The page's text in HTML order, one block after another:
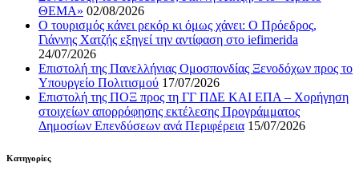
ΘΕΜΑ» 02/08/2026
Ο τουρισμός κάνει ρεκόρ κι όμως χάνει: Ο Πρόεδρος,
Γιάννης Χατζής εξηγεί την αντίφαση στο iefimerida
24/07/2026
Επιστολή της Πανελλήνιας Ομοσπονδίας Ξενοδόχων προς το
Υπουργείο Πολιτισμού 17/07/2026
Επιστολή της ΠΟΞ προς τη ΓΓ ΠΔΕ ΚΑΙ ΕΠΑ – Χορήγηση
στοιχείων απορρόφησης εκτέλεσης Προγράμματος
Δημοσίων Επενδύσεων ανά Περιφέρεια 15/07/2026
Kατηγορίες